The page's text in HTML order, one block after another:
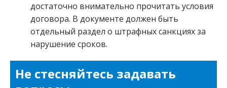
достаточно внимательно прочитать условия
договора. В документе должен быть
отдельный раздел о штрафных санкциях за
нарушение сроков.
Не стесняйтесь задавать